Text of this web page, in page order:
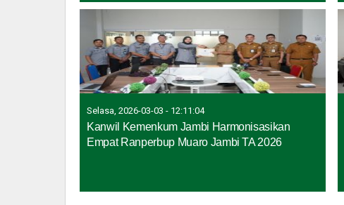
Selasa, 2026-03-03 - 12:11:04
Kanwil Kemenkum Jambi Harmonisasikan
Empat Ranperbup Muaro Jambi TA 2026